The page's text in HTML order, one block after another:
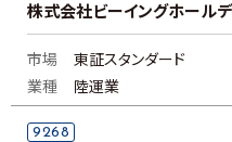
株式会社ビーイングホールデ
市場
東証スタンダード
業種
陸運業
9268